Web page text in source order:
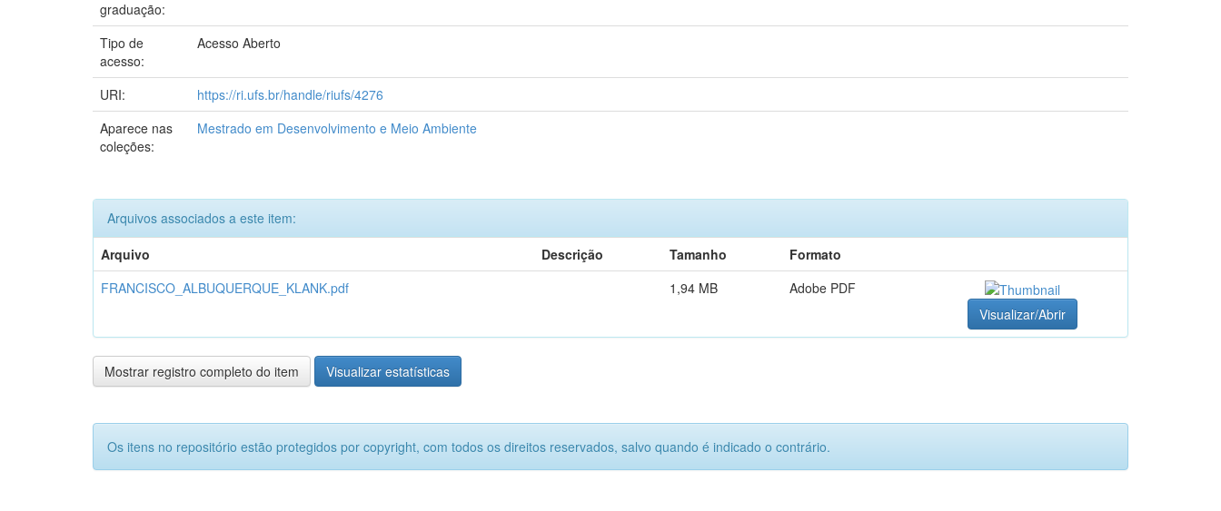
graduação:
Tipo de
acesso:
Acesso Aberto
URI:
https://ri.ufs.br/handle/riufs/4276
Aparece nas
coleções:
Mestrado em Desenvolvimento e Meio Ambiente
Arquivos associados a este item:
Arquivo
Descrição Tamanho
Formato
FRANCISCO_ALBUQUERQUE_KLANK.pdf
1,94 MB
Adobe PDF
Visualizar/Abrir
Mostrar registro completo do item Visualizar estatísticas
Os itens no repositório estão protegidos por copyright, com todos os direitos reservados, salvo quando é indicado o contrário.